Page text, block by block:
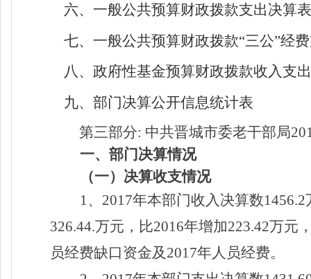
六、一般公共预算财政拨款支出决算
七、一般公共预算财政拨款“三公”经
八、政府性基金预算财政拨款收入支
九、部门决算公开信息统计表
第三部分: 中共晋城市委老干部局
一、部门决算情况
（一）决算收支情况
1、2017年本部门收入决算数
326.44.万元，比2016年增加223.42万
员经费缺口资金及2017年人员经费。